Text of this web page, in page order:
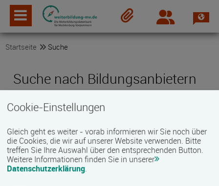
Login
Startseite Suche
Suche nach Bildungsanbietern
PLZ oder Ort
Cookie-Einstellungen
Gleich geht es weiter - vorab informieren wir Sie noch über
die Cookies, die wir auf unserer Website verwenden. Bitte
treffen Sie Ihre Auswahl über den entsprechenden Button.
Weitere Informationen finden Sie in unserer
Datenschutzerklärung.